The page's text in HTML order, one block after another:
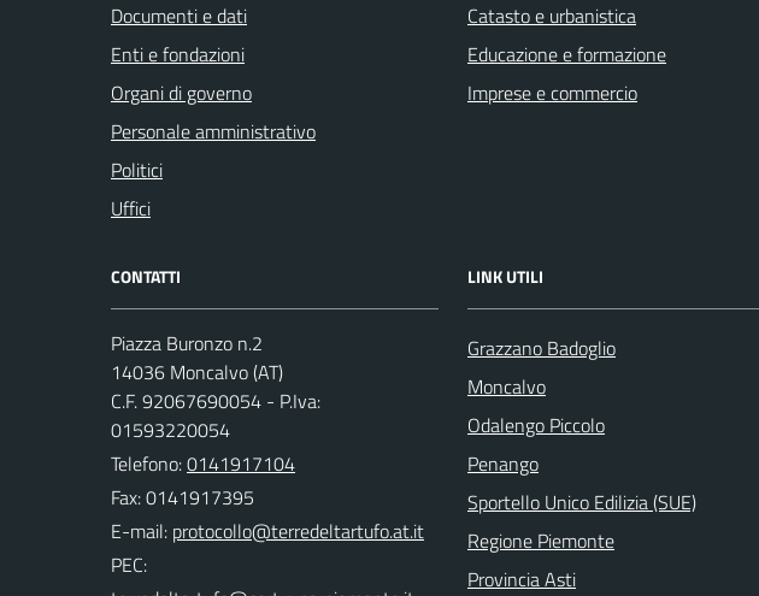
Documenti e dati
Enti e fondazioni
Organi di governo
Personale amministrativo
Politici
Uffici
Catasto e urbanistica
Educazione e formazione
Imprese e commercio
CONTATTI
Piazza Buronzo n.2
14036 Moncalvo (AT)
C.F. 92067690054 - P.Iva:
01593220054
Telefono:0141917104
Fax: 0141917395
E-mail:
PEC:
LINK UTILI
Grazzano Badoglio
Moncalvo
Odalengo Piccolo
Penango
Sportello Unico Edilizia (SUE)
Regione Piemonte
Provincia Asti